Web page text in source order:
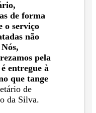
de forma
o serviço
não
pela
entregue à
que tange
de
da Silva.